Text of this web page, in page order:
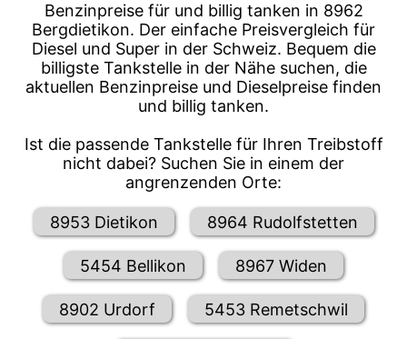
Benzinpreise für und billig tanken in 8962
Bergdietikon. Der einfache Preisvergleich für
Diesel und Super in der Schweiz. Bequem die
billigste Tankstelle in der Nähe suchen, die
aktuellen Benzinpreise und Dieselpreise finden
und billig tanken.
Ist die passende Tankstelle für Ihren Treibstoff
nicht dabei? Suchen Sie in einem der
angrenzenden Orte:
8953 Dietikon 8964 Rudolfstetten
5454 Bellikon 8967 Widen
8902 Urdorf 5453 Remetschwil